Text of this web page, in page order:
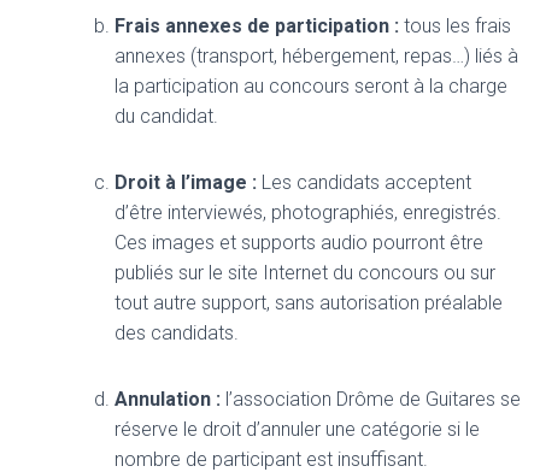
Frais annexes de participation : tous les frais
annexes (transport, hébergement, repas…) liés à
la participation au concours seront à la charge
du candidat.
Droit à l’image : Les candidats acceptent
d’être interviewés, photographiés, enregistrés.
Ces images et supports audio pourront être
publiés sur le site Internet du concours ou sur
tout autre support, sans autorisation préalable
des candidats.
Annulation : l’association Drôme de Guitares se
réserve le droit d’annuler une catégorie si le
nombre de participant est insuffisant.